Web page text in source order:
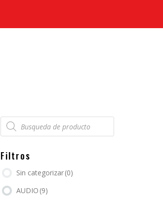
Búsqueda
de
productos
Filtros
Sin categorizar(0)
AUDIO (9)